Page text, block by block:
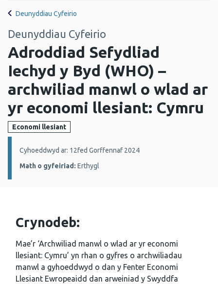
Deunyddiau Cyfeirio
Deunyddiau Cyfeirio
Adroddiad Sefydliad
Iechyd y Byd (WHO) –
archwiliad manwl o wlad ar
yr economi llesiant: Cymru
Economi llesiant
Manylion:
Cyhoeddwyd ar: 12fed Gorffennaf 2024
Math o gyfeiriad: Erthygl
Crynodeb:
Mae’r ‘Archwiliad manwl o wlad ar yr economi
llesiant: Cymru’ yn rhan o gyfres o archwiliadau
manwl a gyhoeddwyd o dan y Fenter Economi
Llesiant Ewropeaidd dan arweiniad y Swyddfa